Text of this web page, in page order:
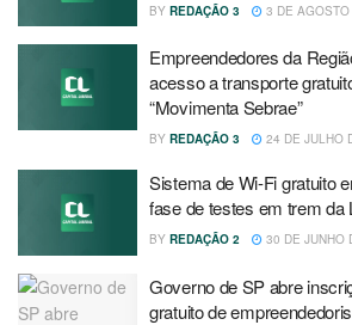
BY REDAÇÃO 3 3 DE
Empreendedores da
acesso a transporte
“Movimenta Sebrae”
BY REDAÇÃO 3 24 DE JULHO
Sistema de Wi-Fi gratuito
fase de testes em trem da
BY REDAÇÃO 2 30 DE JUNHO
Governo de SP abre
gratuito de